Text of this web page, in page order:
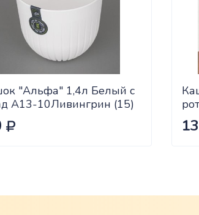
"Альфа" 1,4л Белый с
А13-10Ливингрин (15)